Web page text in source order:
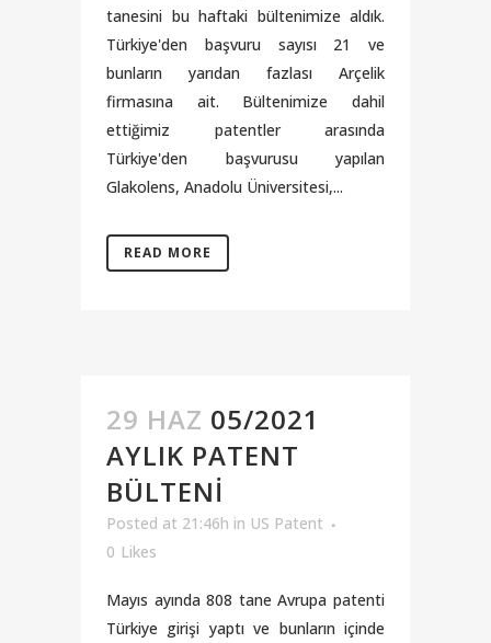
tanesini bu haftaki bültenimize aldık.
Türkiye'den başvuru sayısı 21 ve
bunların yarıdan fazlası Arçelik
firmasına ait. Bültenimize dahil
ettiğimiz patentler arasında
Türkiye'den başvurusu yapılan
Glakolens, Anadolu Üniversitesi,...
READ MORE
29 HAZ 05/2021
AYLIK PATENT
BÜLTENI
Posted at 21:46h in US Patent
0 Likes
Mayıs ayında 808 tane Avrupa patenti
Türkiye girişi yaptı ve bunların içinde